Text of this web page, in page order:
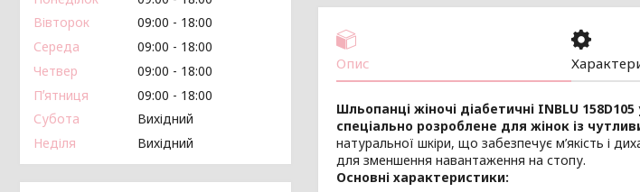
Опис
Шльопанці жіночі діабетичні INBLU
спеціально розроблене для жінок із
натуральної шкіри, що забезпечує м’якість і
для зменшення навантаження на стопу.
Основні характеристики:
Вівторок
09:00
18:00
Середа
09:00
18:00
Четвер
09:00
18:00
Пʼятниця
09:00
18:00
Субота
Вихідний
Неділя
Вихідний